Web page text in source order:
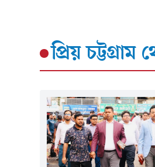
প্রিয় চট্টগ্রাম